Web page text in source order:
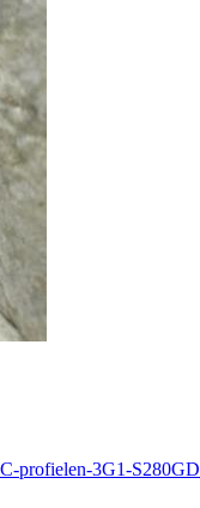
profielen-3G1-